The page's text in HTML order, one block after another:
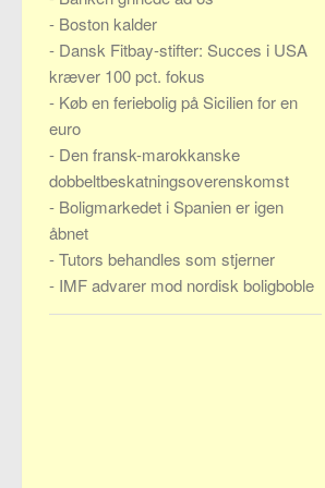
- Boston kalder
- Dansk Fitbay-stifter: Succes i USA
kræver 100 pct. fokus
- Køb en feriebolig på Sicilien for en
euro
- Den fransk-marokkanske
dobbeltbeskatningsoverenskomst
- Boligmarkedet i Spanien er igen
åbnet
-Tutors behandles som stjerner
- IMF advarer mod nordisk boligboble